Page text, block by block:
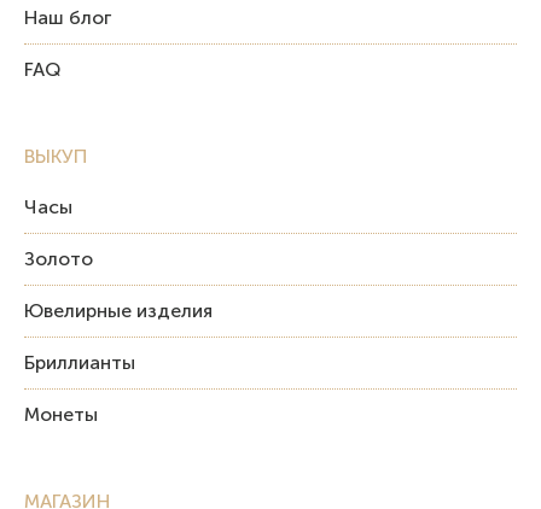
Наш блог
FAQ
ВЫКУП
Часы
Золото
Ювелирные изделия
Бриллианты
Монеты
МАГАЗИН